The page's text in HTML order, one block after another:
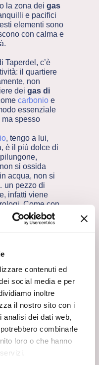
contenuti ed
social media e per
inoltre
il nostro sito con i
analisi dei dati web,
combinarle
loro o che hanno
la zona dei gas
e pacifici
elementi sono
con calma e
Taperdel, c’è
il quartiere
non
dei gas di
carbonioe
essenziale
spesso
, tengo a lui,
è il più dolce di
si ossida
acqua, non si
un pezzo di
infatti viene
Come con
con la
(1278 °C),
da elementi
sembra che si
ma quando non
in tutt’altra.
quando sta male.
chiamarsi così
Scozia